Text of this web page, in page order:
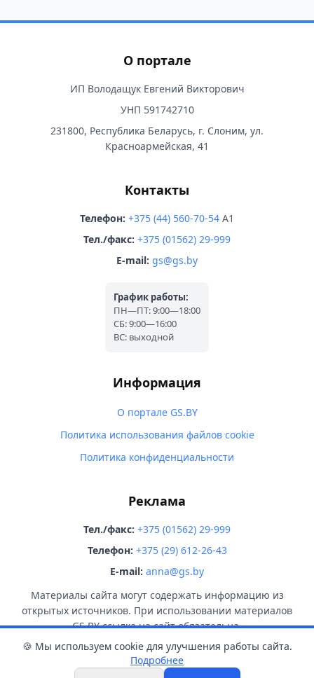
О портале
ИП Володащук Евгений Викторович
УНП 591742710
231800, Республика Беларусь, г. Слоним, ул.
Красноармейская, 41
Контакты
Телефон: +375 (44) 560-70-54 A1
Тел./факс: +375 (01562) 29-999
E-mail: gs@gs.by
График работы:
ПН—ПТ: 9:00—18:00
СБ: 9:00—16:00
ВС: выходной
Информация
О портале GS.BY
Политика использования файлов cookie
Политика конфиденциальности
Реклама
Тел./факс: +375 (01562) 29-999
Телефон: +375 (29) 612-26-43
E-mail: anna@gs.by
Материалы сайта могут содержать информацию из
открытых источников. При использовании материалов
GS.BY ссылка на сайт обязательна.
🍪 Мы используем cookie для улучшения работы сайта.
Подробнее